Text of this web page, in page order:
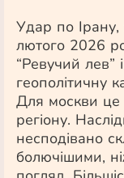
Удар по
лютого 2026
“Ревучий лев”
геополітичну
Для москви це
регіону.
несподівано
болючішими,